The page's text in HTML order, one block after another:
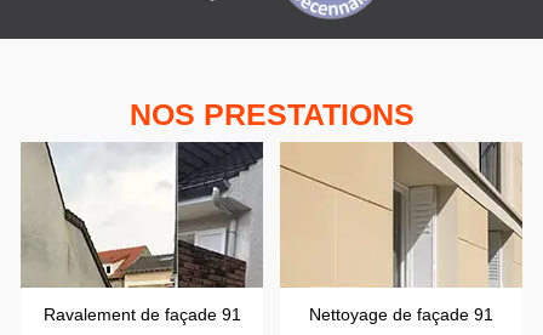
NOS PRESTATIONS
Ravalement de façade 91 Nettoyage de façade 91